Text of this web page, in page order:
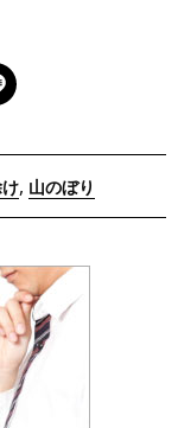
, 山のぼり